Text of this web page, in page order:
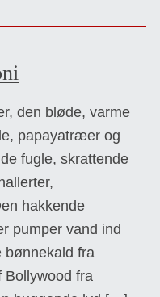
den bløde, varme
papayatræer og
fugle, skrattende
hakkende
pumper vand ind
bønnekald fra
Bollywood fra